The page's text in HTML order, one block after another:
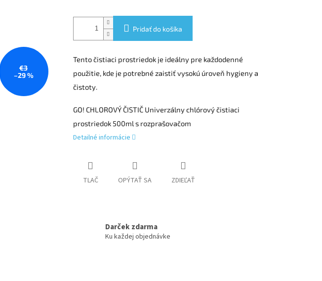
€3
–29 %
Pridať do košíka
Tento čistiaci prostriedok je ideálny pre každodenné
použitie, kde je potrebné zaistiť vysokú úroveň hygieny a
čistoty.
GO! CHLOROVÝ ČISTIČ Univerzálny chlórový čistiaci
prostriedok 500ml s rozprašovačom
Detailné informácie
TLAČ OPÝTAŤ SA ZDIEĽAŤ
Darček zdarma
Ku každej objednávke